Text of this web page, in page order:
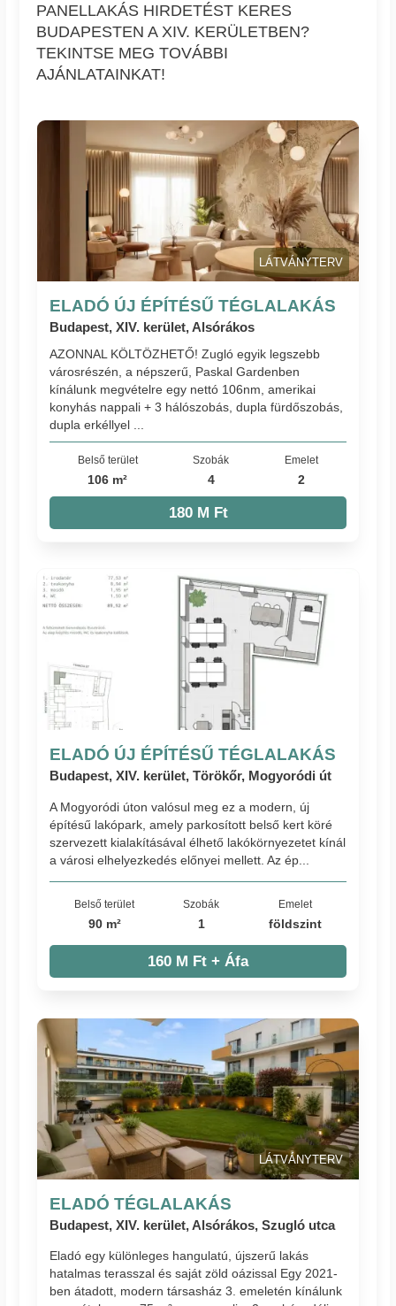
PANELLAKÁS HIRDETÉST KERES
BUDAPESTEN A XIV. KERÜLETBEN?
TEKINTSE MEG TOVÁBBI
AJÁNLATAINKAT!
LÁTVÁNYTERV
ELADÓ ÚJ ÉPÍTÉSŰ TÉGLALAKÁS
Budapest, XIV. kerület, Alsórákos
AZONNAL KÖLTÖZHETŐ! Zugló egyik legszebb
városrészén, a népszerű, Paskal Gardenben
kínálunk megvételre egy nettó 106nm, amerikai
konyhás nappali + 3 hálószobás, dupla fürdőszobás,
dupla erkéllyel ...
Belső terület
106 m²
Szobák
4
Emelet
2
180 M Ft
ELADÓ ÚJ ÉPÍTÉSŰ TÉGLALAKÁS
Budapest, XIV. kerület, Törökőr, Mogyoródi út
A Mogyoródi úton valósul meg ez a modern, új
építésű lakópark, amely parkosított belső kert köré
szervezett kialakításával élhető lakókörnyezetet kínál
a városi elhelyezkedés előnyei mellett. Az ép...
Belső terület
90 m²
Szobák
1
Emelet
földszint
160 M Ft + Áfa
LÁTVÁNYTERV
ELADÓ TÉGLALAKÁS
Budapest, XIV. kerület, Alsórákos, Szugló utca
Eladó egy különleges hangulatú, újszerű lakás
hatalmas terasszal és saját zöld oázissal Egy 2021-
ben átadott, modern társasház 3. emeletén kínálunk